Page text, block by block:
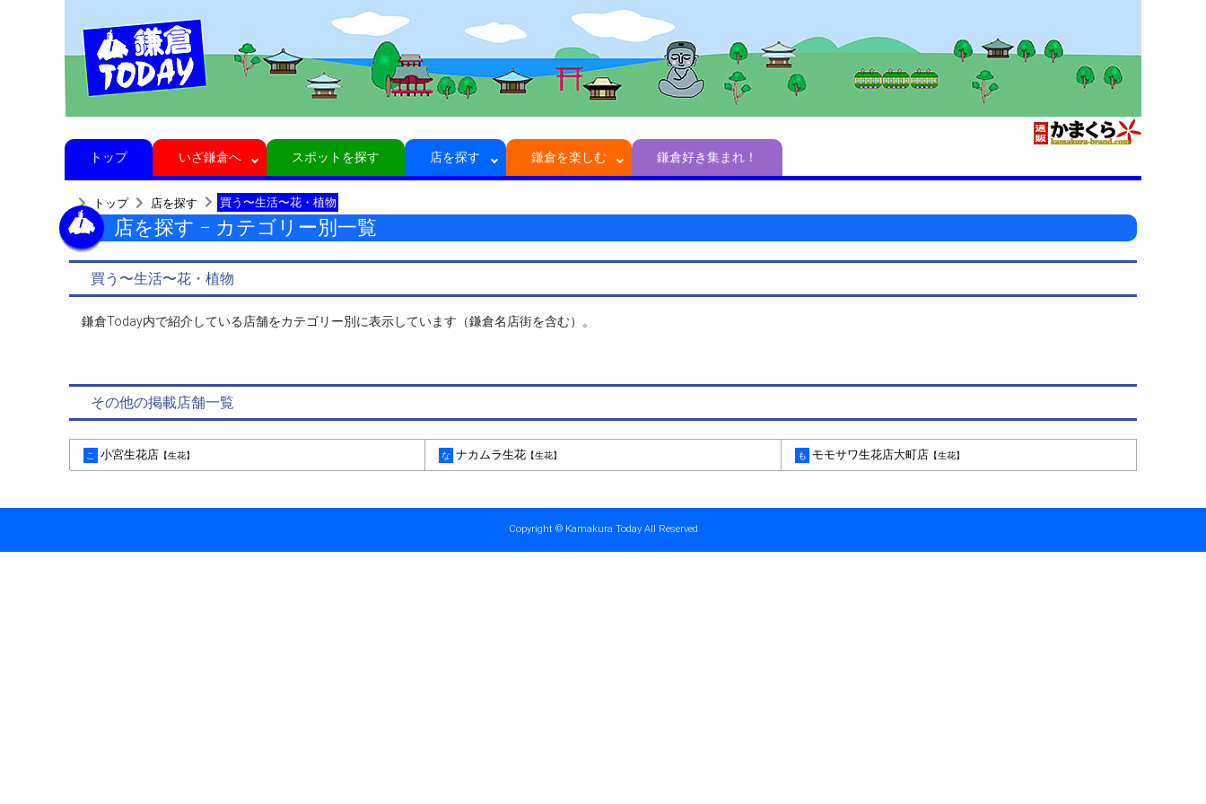
トップ いざ鎌倉へ スポットを探す 店を探す 鎌倉を楽しむ 鎌倉好き集まれ！
トップ 店を探す 買う〜生活〜花・植物
店を探す − カテゴリー別一覧
買う〜生活〜花・植物
鎌倉Today内で紹介している店舗をカテゴリー別に表示しています（鎌倉名店街を含む）。
その他の掲載店舗一覧
こ 小宮生花店 【生花】 な ナカムラ生花 【生花】 も モモサワ生花店大町店 【生花】
Copyright © Kamakura Today All Reserved